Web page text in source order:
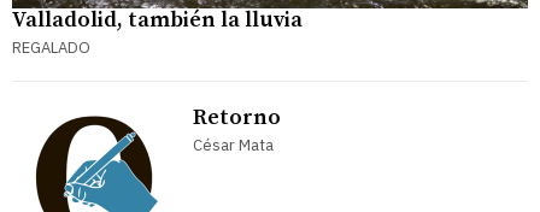
Valladolid, también la lluvia
REGALADO
Retorno
César Mata